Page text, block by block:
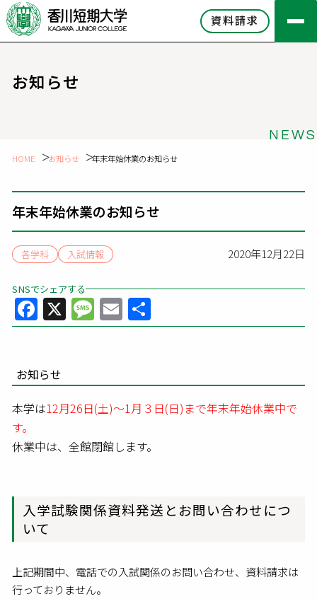
資料請求
お知らせ
NEWS
HOME お知らせ 年末年始休業のお知らせ
年末年始休業のお知らせ
各学科 入試情報 2020年12月22日
SNSでシェアする
Facebook
X Message
Email
有
お知らせ
本学は12月26日(土)～1月３日(日)まで年末年始休業中で
す。
休業中は、全館閉館します。
入学試験関係資料発送とお問い合わせにつ
いて
上記期間中、電話での入試関係のお問い合わせ、資料請求は
行っておりません。